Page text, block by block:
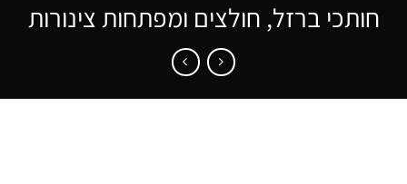
ברזל, חולצים ומפתחות צינורות